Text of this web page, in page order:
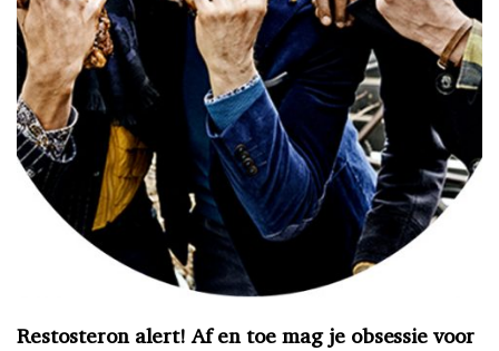
Restosteron alert! Af en toe mag je obsessie voor